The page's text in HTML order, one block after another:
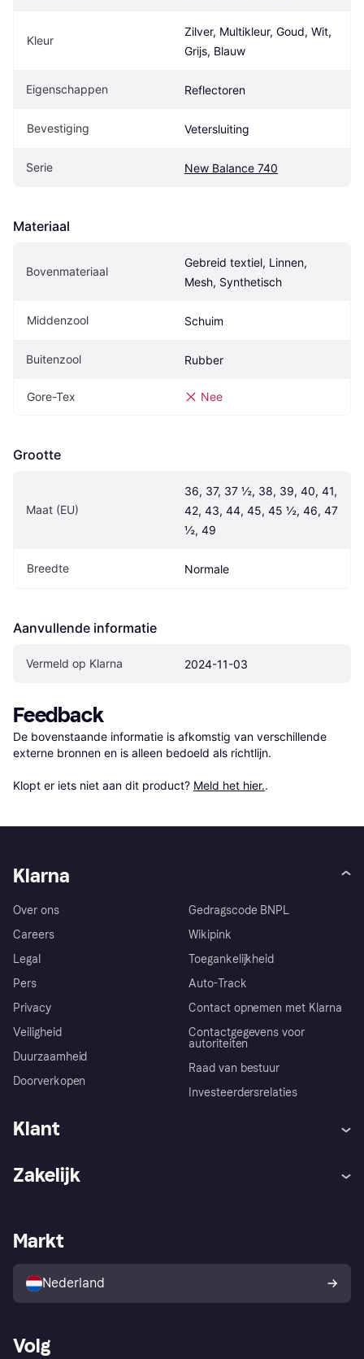
Kleur
Zilver, Multikleur, Goud, Wit,
Grijs, Blauw
Eigenschappen Reflectoren
Bevestiging Vetersluiting
Serie New Balance 740
Materiaal
Bovenmateriaal
Gebreid textiel, Linnen,
Mesh, Synthetisch
Middenzool Schuim
Buitenzool Rubber
Gore-Tex Nee
Grootte
Maat (EU)
36, 37, 37 ½, 38, 39, 40, 41,
42, 43, 44, 45, 45 ½, 46, 47
½, 49
Breedte Normale
Aanvullende informatie
Vermeld op Klarna 2024-11-03
Feedback
De bovenstaande informatie is afkomstig van verschillende
externe bronnen en is alleen bedoeld als richtlijn.
Klopt er iets niet aan dit product? Meld het hier..
Klarna
Over ons
Careers
Legal
Pers
Privacy
Veiligheid
Duurzaamheid
Doorverkopen
Gedragscode BNPL
Wikipink
Toegankelijkheid
Auto-Track
Contact opnemen met Klarna
Contactgegevens voor
autoriteiten
Raad van bestuur
Investeerdersrelaties
Klant
Winkeloverzicht
Kopersbescherming voor
consumenten
Zakelijk
Zakelijke login
Markt
Nederland
Volg